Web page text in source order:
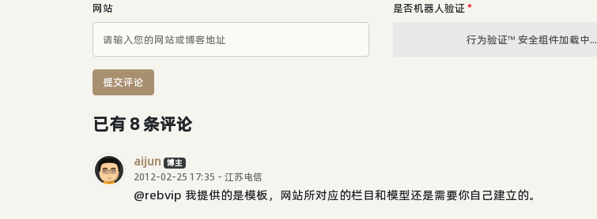
网站 是否机器人验证 *
行为验证™ 安全组件加载中...
提交评论
已有 8 条评论
aijun 博主
2012-02-25 17:35 - 江苏电信
@rebvip 我提供的是模板，网站所对应的栏目和模型还是需要你自己建立的。